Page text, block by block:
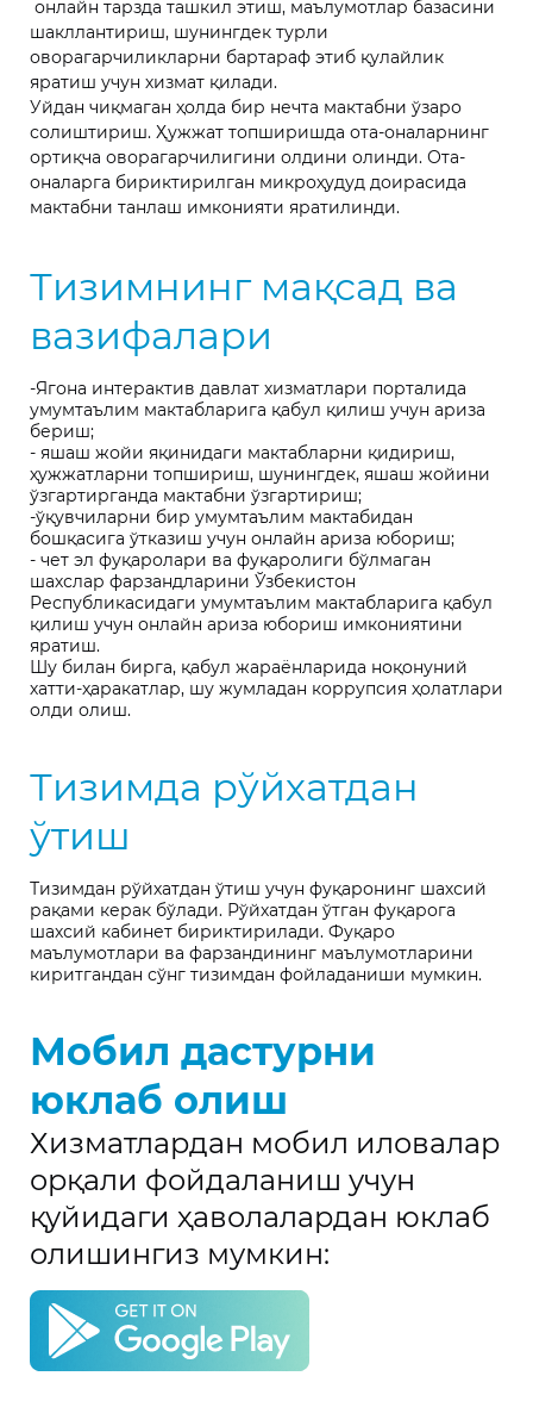
онлайн тарзда ташкил этиш, маълумотлар базасини
шакллантириш, шунингдек турли
оворагарчиликларни бартараф этиб қулайлик
яратиш учун хизмат қилади.
Уйдан чиқмаган ҳолда бир нечта мактабни ўзаро
солиштириш. Ҳужжат топширишда ота-оналарнинг
ортиқча оворагарчилигини олдини олинди. Ота-
оналарга бириктирилган микроҳудуд доирасида
мактабни танлаш имконияти яратилинди.
Тизимнинг мақсад ва
вазифалари
-Ягона интерактив давлат хизматлари порталида
умумтаълим мактабларига қабул қилиш учун ариза
бериш;
- яшаш жойи яқинидаги мактабларни қидириш,
ҳужжатларни топшириш, шунингдек, яшаш жойини
ўзгартирганда мактабни ўзгартириш;
-ўқувчиларни бир умумтаълим мактабидан
бошқасига ўтказиш учун онлайн ариза юбориш;
- чет эл фуқаролари ва фуқаролиги бўлмаган
шахслар фарзандларини Ўзбекистон
Республикасидаги умумтаълим мактабларига қабул
қилиш учун онлайн ариза юбориш имкониятини
яратиш.
Шу билан бирга, қабул жараёнларида ноқонуний
хатти-ҳаракатлар, шу жумладан коррупсия ҳолатлари
олди олиш.
Тизимда рўйхатдан
ўтиш
Тизимдан рўйхатдан ўтиш учун фуқаронинг шахсий
рақами керак бўлади. Рўйхатдан ўтган фуқарога
шахсий кабинет бириктирилади. Фуқаро
маълумотлари ва фарзандининг маълумотларини
киритгандан сўнг тизимдан фойладаниши мумкин.
Мобил дастурни
юклаб олиш
Хизматлардан мобил иловалар
орқали фойдаланиш учун
қуйидаги ҳаволалардан юклаб
олишингиз мумкин: